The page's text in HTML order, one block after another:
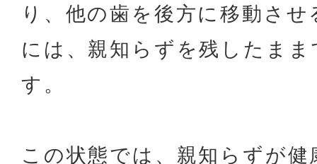
り、他の歯を後方に移動さ
には、親知らずを残したま
す。
この状態では、親知らずが